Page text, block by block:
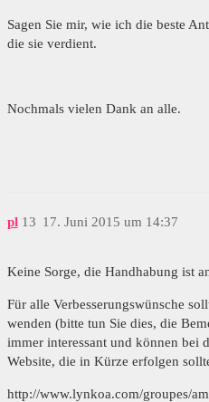
Sagen Sie mir, wie ich die beste
die sie verdient.
Nochmals vielen Dank an alle.
pl 17. Juni 2015 um 14:37
13
Keine Sorge, die Handhabung ist
Für alle Verbesserungswünsche
wenden (bitte tun Sie dies, die
immer interessant und können bei
Website, die in Kürze erfolgen
http://www.lynkoa.com/groupes/